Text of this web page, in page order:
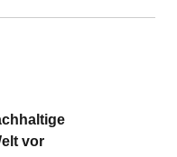
vor